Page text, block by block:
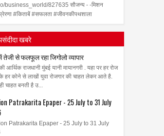
business_world/827635 सौजन्य - -मिशन
#किताबें #सफलता #जीवनकीपथशाला
खबरे
तेजी से फलफूल रहा जिगोलो व्यापार
आर्थिक राजधानी मुंबई यानी मायानगरी . यहा पर हर रोज
हर कोने से लाखों युवा रोजगार की चाहत लेकर आते है.
चाहत बनती है उ...
Patrakarita Epaper - 25 July to 31 July
Patrakarita Epaper - 25 July to 31 July